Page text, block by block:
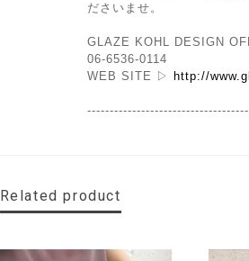
ださいませ。
GLAZE KOHL DESIGN
06-6536-0114
WEB SITE ▷
http://
Related product